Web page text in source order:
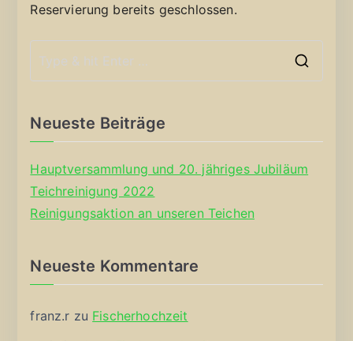
Reservierung bereits geschlossen.
Neueste Beiträge
Hauptversammlung und 20. jähriges Jubiläum
Teichreinigung 2022
Reinigungsaktion an unseren Teichen
Neueste Kommentare
franz.r zu Fischerhochzeit